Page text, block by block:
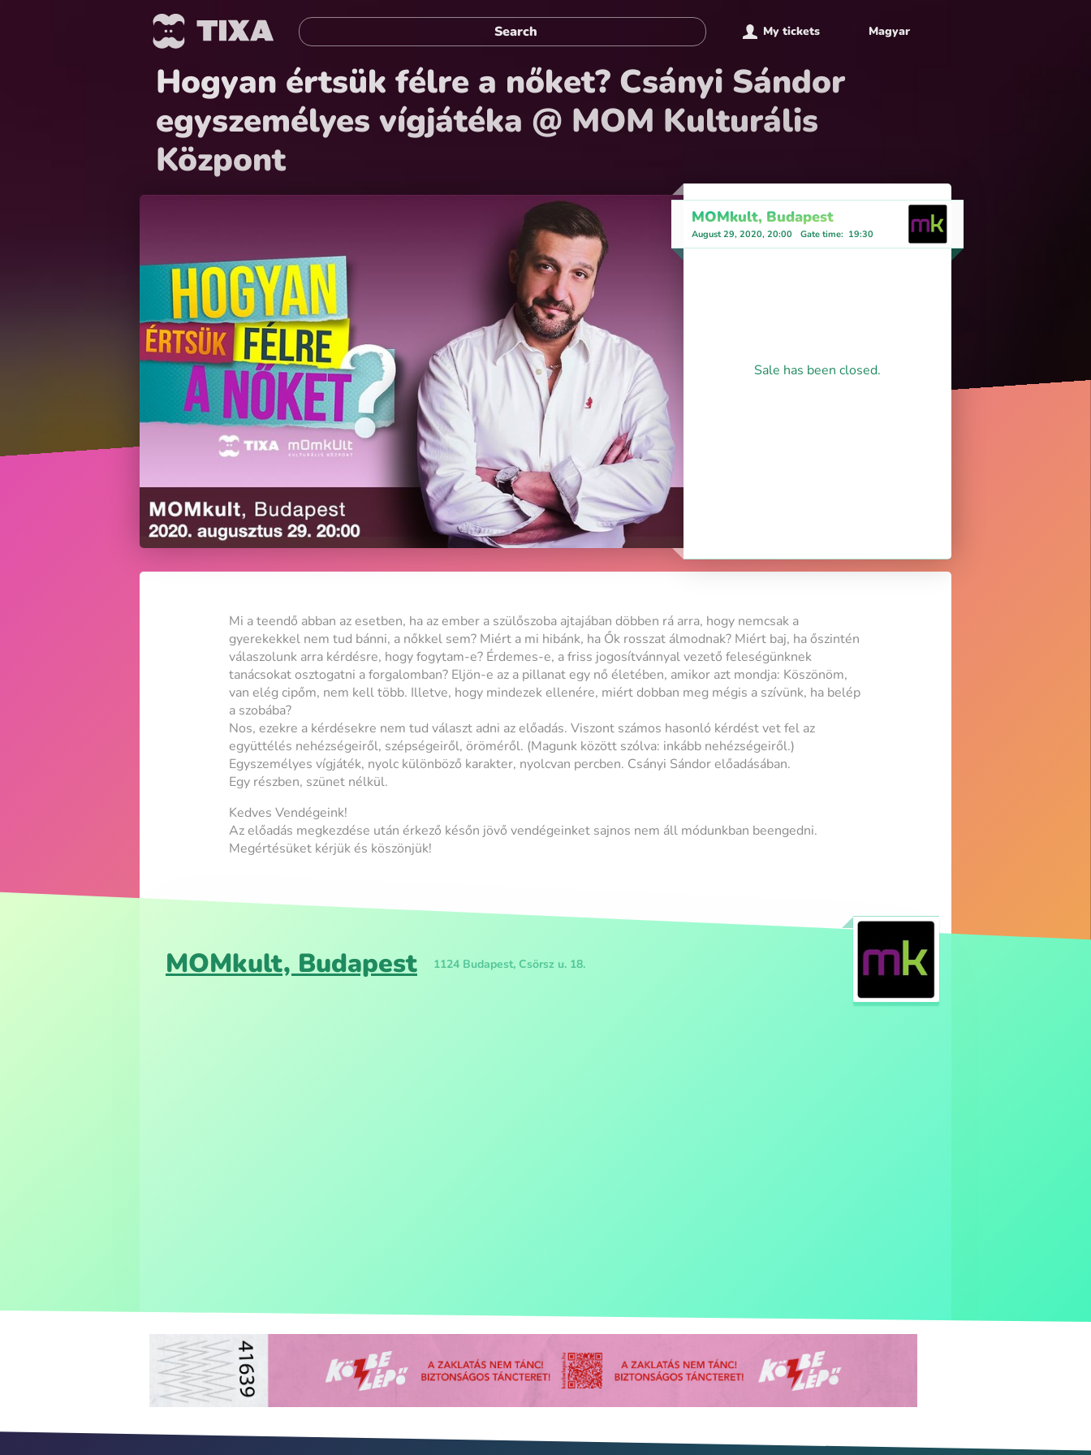
My tickets Magyar
Hogyan értsük félre a nőket? Csányi Sándor
egyszemélyes vígjátéka @ MOM Kulturális
Központ
MOMkult, Budapest
August 29, 2020, 20:00 Gate time: 19:30
Sale has been closed.
Mi a teendő abban az esetben, ha az ember a szülőszoba ajtajában döbben rá arra, hogy nemcsak a
gyerekekkel nem tud bánni, a nőkkel sem? Miért a mi hibánk, ha Ők rosszat álmodnak? Miért baj, ha őszintén
válaszolunk arra kérdésre, hogy fogytam-e? Érdemes-e, a friss jogosítvánnyal vezető feleségünknek
tanácsokat osztogatni a forgalomban? Eljön-e az a pillanat egy nő életében, amikor azt mondja: Köszönöm,
van elég cipőm, nem kell több. Illetve, hogy mindezek ellenére, miért dobban meg mégis a szívünk, ha belép
a szobába?
Nos, ezekre a kérdésekre nem tud választ adni az előadás. Viszont számos hasonló kérdést vet fel az
együttélés nehézségeiről, szépségeiről, öröméről. (Magunk között szólva: inkább nehézségeiről.)
Egyszemélyes vígjáték, nyolc különböző karakter, nyolcvan percben. Csányi Sándor előadásában.
Egy részben, szünet nélkül.
Kedves Vendégeink!
Az előadás megkezdése után érkező későn jövő vendégeinket sajnos nem áll módunkban beengedni.
Megértésüket kérjük és köszönjük!
MOMkult, Budapest 1124 Budapest, Csörsz u. 18.